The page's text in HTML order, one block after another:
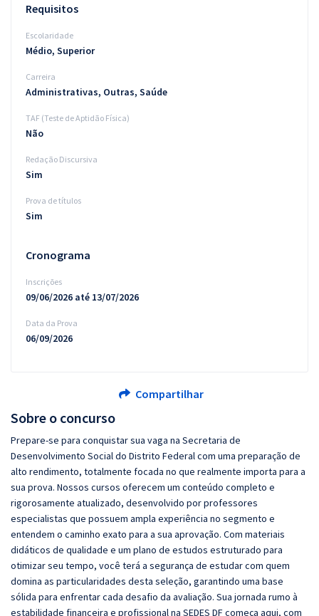
Sobre o concurso
Prepare-se para conquistar sua vaga na Secretaria de
Desenvolvimento Social do Distrito Federal com uma preparação de
alto rendimento, totalmente focada no que realmente importa para a
sua prova. Nossos cursos oferecem um conteúdo completo e
rigorosamente atualizado, desenvolvido por professores
especialistas que possuem ampla experiência no segmento e
entendem o caminho exato para a sua aprovação. Com materiais
didáticos de qualidade e um plano de estudos estruturado para
otimizar seu tempo, você terá a segurança de estudar com quem
domina as particularidades desta seleção, garantindo uma base
sólida para enfrentar cada desafio da avaliação. Sua jornada rumo à
estabilidade financeira e profissional na SEDES DF começa aqui, com
Requisitos
Escolaridade
Médio, Superior
Carreira
Administrativas, Outras, Saúde
TAF (Teste de Aptidão Física)
Não
Redação Discursiva
Sim
Prova de títulos
Sim
Cronograma
Inscrições
09/06/2026 até 13/07/2026
Data da Prova
06/09/2026
Compartilhar